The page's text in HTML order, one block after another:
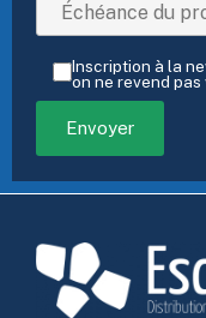
Inscription à la
on ne revend pas